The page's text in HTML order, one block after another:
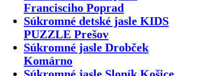
Francisciho Poprad
Súkromné detské jasle KIDS
PUZZLE Prešov
Súkromné jasle Drobček
Komárno